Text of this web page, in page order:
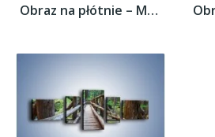
Obraz na płótnie – Mostek z drewnianych...